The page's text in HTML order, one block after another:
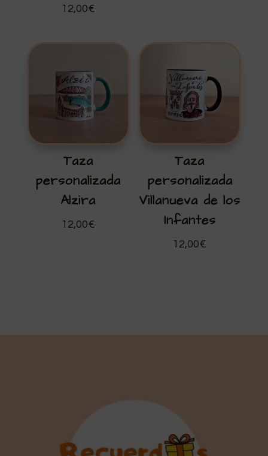
12,00€
Taza
personalizada
Alzira
12,00€
Taza
personalizada
Villanueva de los
Infantes
12,00€